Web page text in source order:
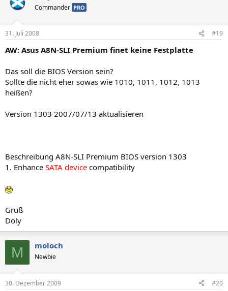
Commander PRO
31. Juli 2008 #19
AW: Asus A8N-SLI Premium finet keine Festplatte
Das soll die BIOS Version sein?
Sollte die nicht eher sowas wie 1010, 1011, 1012, 1013
heißen?
Version 1303 2007/07/13 aktualisieren
Beschreibung A8N-SLI Premium BIOS version 1303
1. Enhance SATA device compatibility
Gruß
Doly
M moloch
Newbie
30. Dezember 2009 #20